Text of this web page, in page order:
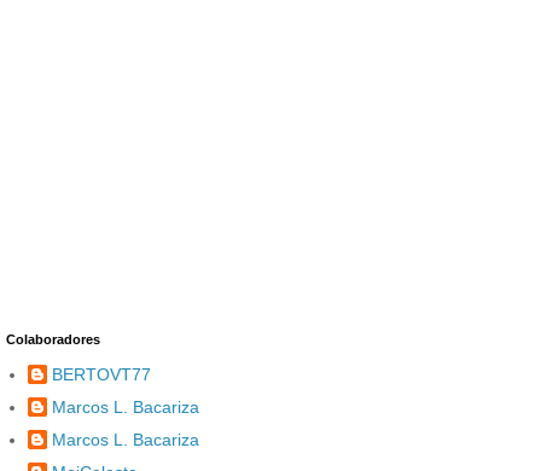
Colaboradores
BERTOVT77
Marcos L. Bacariza
Marcos L. Bacariza